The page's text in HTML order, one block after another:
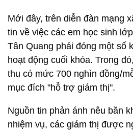
Mới đây, trên diễn đàn mạng
tin về việc các em học sinh
Tân Quang phải đóng một số
hoạt động cuối khóa. Trong
thu có mức 700 nghìn đồng/
mục đích "hỗ trợ giám thị".
Nguồn tin phản ánh nêu băn
nhiệm vụ, các giám thị được